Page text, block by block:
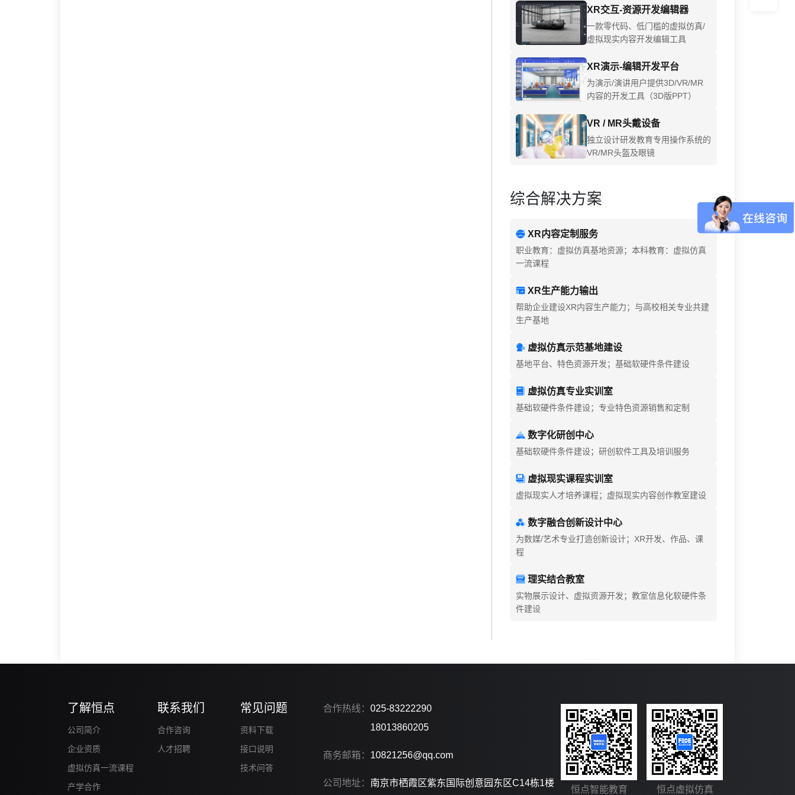
XR交互-资源开发编辑器
一款零代码、低门槛的虚拟仿真/
虚拟现实内容开发编辑工具
XR演示-编辑开发平台
为演示/演讲用户提供3D/VR/MR
内容的开发工具（3D版PPT）
VR / MR头戴设备
独立设计研发教育专用操作系统的
VR/MR头盔及眼镜
综合解决方案
XR内容定制服务
职业教育：虚拟仿真基地资源；本科教育：虚拟仿真
一流课程
XR生产能力输出
帮助企业建设XR内容生产能力；与高校相关专业共建
生产基地
虚拟仿真示范基地建设
基地平台、特色资源开发；基础软硬件条件建设
虚拟仿真专业实训室
基础软硬件条件建设；专业特色资源销售和定制
数字化研创中心
基础软硬件条件建设；研创软件工具及培训服务
虚拟现实课程实训室
虚拟现实人才培养课程；虚拟现实内容创作教室建设
数字融合创新设计中心
为数媒/艺术专业打造创新设计；XR开发、作品、课
程
理实结合教室
实物展示设计、虚拟资源开发；教室信息化软硬件条
件建设
了解恒点
公司简介
企业资质
虚拟仿真一流课程
产学合作
联系我们
合作咨询
人才招聘
常见问题
资料下载
接口说明
技术问答
合作热线： 025-83222290
18013860205
商务邮箱： 10821256@qq.com
公司地址： 南京市栖霞区紫东国际创意园东区C14栋1楼
恒点智能教育 恒点虚拟仿真